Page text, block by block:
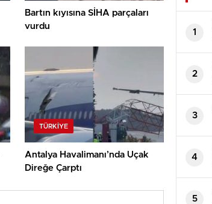
Bartın kıyısına SİHA parçaları
vurdu
TÜRKIYE
Antalya Havalimanı’nda Uçak
Direğe Çarptı
1
2
3
4
5